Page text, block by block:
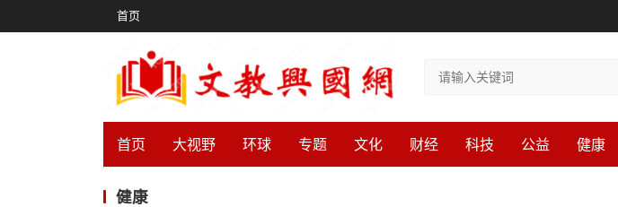
首页
首页 大视野 环球 专题 文化 财经 科技 公益 健康
健康